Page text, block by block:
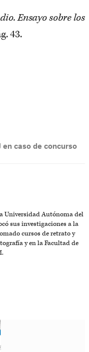
Ensayo sobre los
43.
caso de concurso
Universidad Autónoma del
sus investigaciones a la
cursos de retrato y
y en la Facultad de